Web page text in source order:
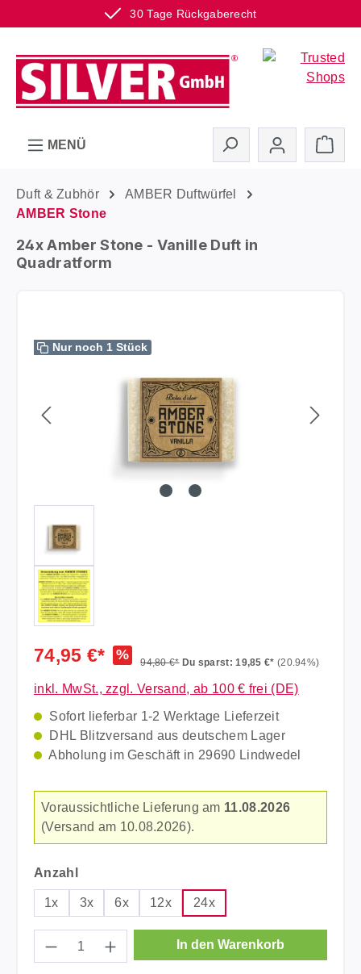
30 Tage Rückgaberecht
Zum Hauptinhalt springen
MENÜ
Duft & Zubhör
AMBER Duftwürfel
AMBER Stone
24x Amber Stone - Vanille Duft in
Quadratform
Nur noch 1 Stück
74,95 €* % 94,80 €* Du sparst: 19,85 €* (20.94%)
inkl. MwSt., zzgl. Versand, ab 100 € frei (DE)
Sofort lieferbar 1-2 Werktage Lieferzeit
DHL Blitzversand aus deutschem Lager
Abholung im Geschäft in 29690 Lindwedel
Voraussichtliche Lieferung am 11.08.2026
(Versand am 10.08.2026).
Anzahl auswählen
1x 3x 6x 12x 24x
Produkt Anzahl: Gib den gewünschten
In den Warenkorb